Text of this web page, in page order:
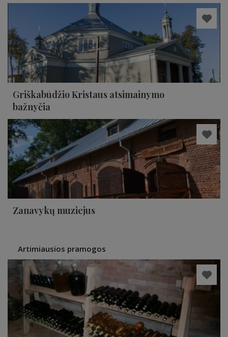
Griškabūdžio Kristaus atsimainymo
bažnyčia
Zanavykų muziejus
Artimiausios pramogos